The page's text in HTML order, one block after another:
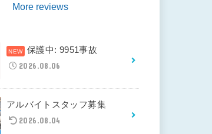
More reviews
保護中: 9951事故
2026.08.06
アルバイトスタッフ募集
2026.08.04